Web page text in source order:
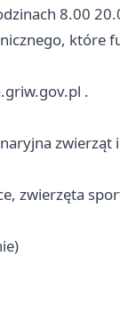
8.00
które
.
zwierząt
zwierzęta